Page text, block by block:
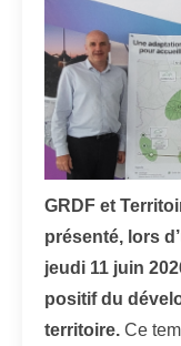
GRDF et
présenté, lors
jeudi 11 juin
positif du
territoire. Ce